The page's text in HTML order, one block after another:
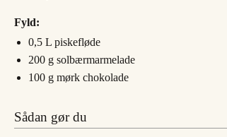
Fyld:
0,5 L piskefløde
200 g solbærmarmelade
100 g mørk chokolade
Sådan gør du